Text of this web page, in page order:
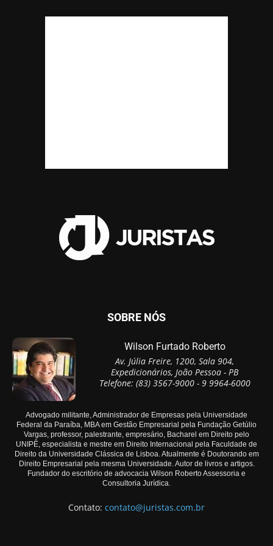
SOBRE NÓS
Wilson Furtado Roberto
Av. Júlia Freire, 1200, Sala 904,
Expedicionários, João Pessoa - PB
Telefone: (83) 3567-9000 - 9 9964-6000
Advogado militante, Administrador de Empresas pela Universidade
Federal da Paraíba, MBA em Gestão Empresarial pela Fundação Getúlio
Vargas, professor, palestrante, empresário, Bacharel em Direito pelo
UNIPÊ, especialista e mestre em Direito Internacional pela Faculdade de
Direito da Universidade Clássica de Lisboa. Atualmente é Doutorando em
Direito Empresarial pela mesma Universidade. Autor de livros e artigos.
Fundador do escritório de advocacia Wilson Roberto Assessoria e
Consultoria Jurídica.
Contato: contato@juristas.com.br